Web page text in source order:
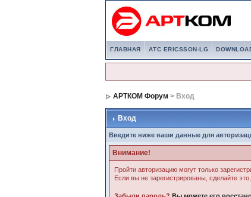
ГЛАВНАЯ АТС ERICSSON-LG
АРТКОМ Форум > Вход
Вход
Введите ниже ваши данные для
Внимание!
Пройти авторизацию могут только
Если вы не зарегистрированы, сделайте